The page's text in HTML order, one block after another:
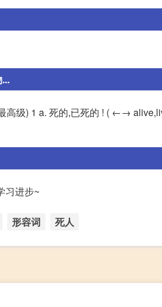
高级) 1 a. 死的,已死的 ! ( ←→
习进步~
形容词 死人